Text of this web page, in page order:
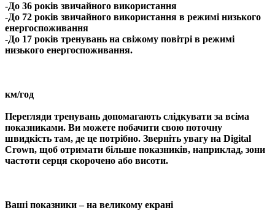
-До 36 років звичайного використання
-До 72 років звичайного використання в режимі низького
енергоспоживання
-До 17 років тренувань на свіжому повітрі в режимі
низького енергоспоживання.
км/год
Перегляди тренувань допомагають слідкувати за всіма
показниками. Ви можете побачити свою поточну
швидкість там, де це потрібно. Зверніть увагу на Digital
Crown, щоб отримати більше показників, наприклад, зони
частоти серця скорочено або висоти.
Ваші показники – на великому екрані